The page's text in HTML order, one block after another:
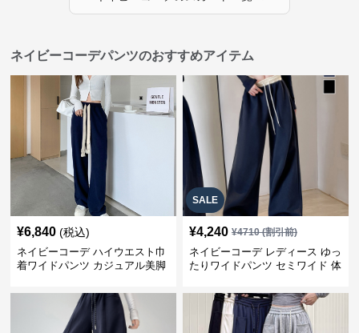
ネイビーコーデパンツのおすすめアイテム
¥6,840 (税込)
ネイビーコーデ ハイウエスト巾
着ワイドパンツ カジュアル美脚
SALE
¥4,240 ¥4710(割引前)
ネイビーコーデ レディース ゆっ
たりワイドパンツ セミワイド 体